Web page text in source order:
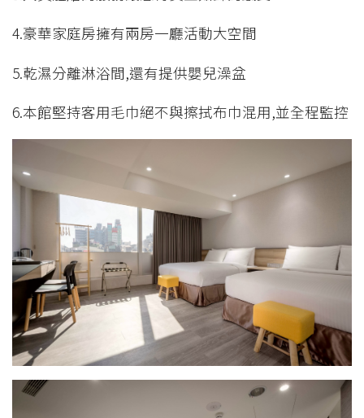
4.豪華家庭房擁有兩房一廳活動大空間
5.乾濕分離淋浴間,還有提供嬰兒澡盆
6.本館堅持客用毛巾絕不與擦拭布巾混用,並全程監控